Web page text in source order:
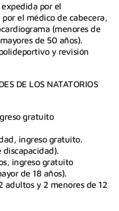
por el
el médico de cabecera,
(menores de
de 50 años).
y revisión
DE LOS NATATORIOS
gratuito
ingreso gratuito.
ingreso gratuito
de 18 años).
adultos y 2 menores de 12